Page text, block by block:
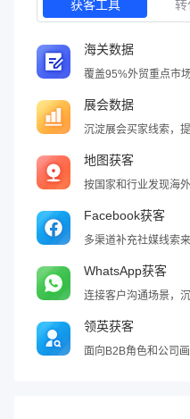
获客工具 转
海关数据
覆盖95%外贸重点市
展会数据
沉淀展会买家线索，
地图获客
按国家和行业发现海外
Facebook获客
多渠道补充社媒线索来
WhatsApp获客
连接客户沟通场景，沉
领英获客
面向B2B角色和公司画